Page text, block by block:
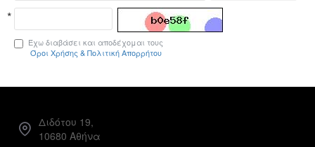
Έχω διαβάσει και αποδέχομαι τους
Όροι Χρήσης & Πολιτική Απορρήτου
Διδότου 19,
10680 Αθήνα